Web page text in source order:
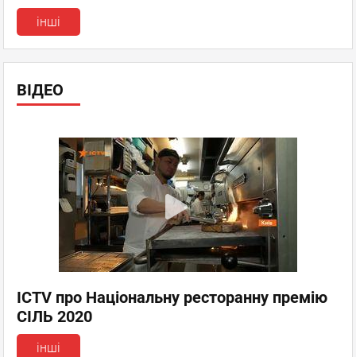
інші
ВІДЕО
ICTV про Національну ресторанну премію
СІЛЬ 2020
інші